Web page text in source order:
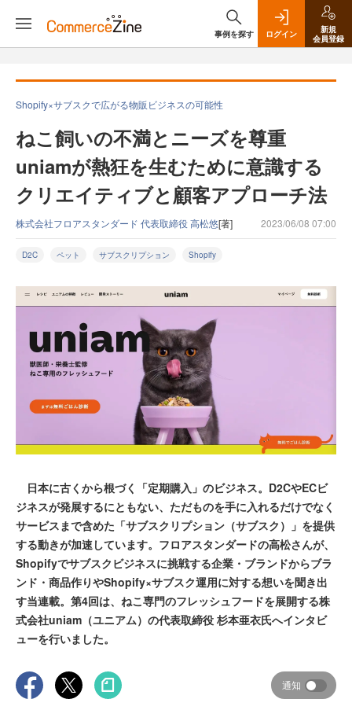
事例を探す ログイン
新規
会員登録
Shopify×サブスクで広がる物販ビジネスの可能性
ねこ飼いの不満とニーズを尊重
uniamが熱狂を生むために意識する
クリエイティブと顧客アプローチ法
株式会社フロアスタンダード 代表取締役 高松悠[著] 2023/06/08 07:00
D2C ペット サブスクリプション Shopify
日本に古くから根づく「定期購入」のビジネス。D2CやECビ
ジネスが発展するにともない、ただものを手に入れるだけでなく
サービスまで含めた「サブスクリプション（サブスク）」を提供
する動きが加速しています。フロアスタンダードの高松さんが、
Shopifyでサブスクビジネスに挑戦する企業・ブランドからブラ
ンド・商品作りやShopify×サブスク運用に対する想いを聞き出
す当連載。第4回は、ねこ専門のフレッシュフードを展開する株
式会社uniam（ユニアム）の代表取締役 杉本亜衣氏へインタビ
ューを行いました。
通知